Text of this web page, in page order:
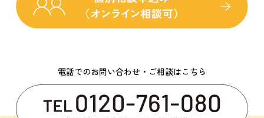
電話でのお問い合わせ・ご相談はこちら